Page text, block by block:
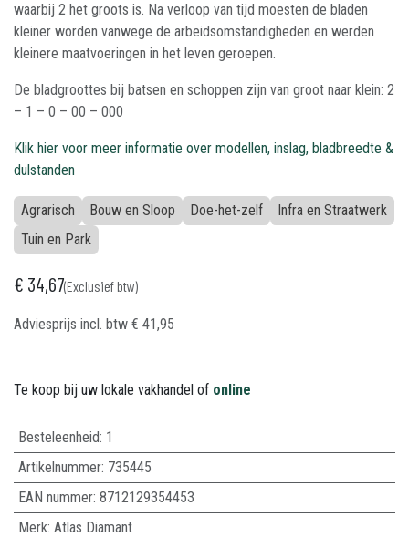
waarbij 2 het groots is. Na verloop van tijd moesten de bladen
kleiner worden vanwege de arbeidsomstandigheden en werden
kleinere maatvoeringen in het leven geroepen.
De bladgroottes bij batsen en schoppen zijn van groot naar klein: 2
– 1 – 0 – 00 – 000
Klik hier voor meer informatie over modellen, inslag, bladbreedte &
dulstanden
Agrarisch Bouw en Sloop Doe-het-zelf
Infra en Straatwerk
Tuin en Park
€ 34,67(Exclusief btw)
Adviesprijs incl. btw € 41,95
Te koop bij uw lokale vakhandel of online
Besteleenheid: 1
Artikelnummer: 735445
EAN nummer: 8712129354453
Merk: Atlas Diamant